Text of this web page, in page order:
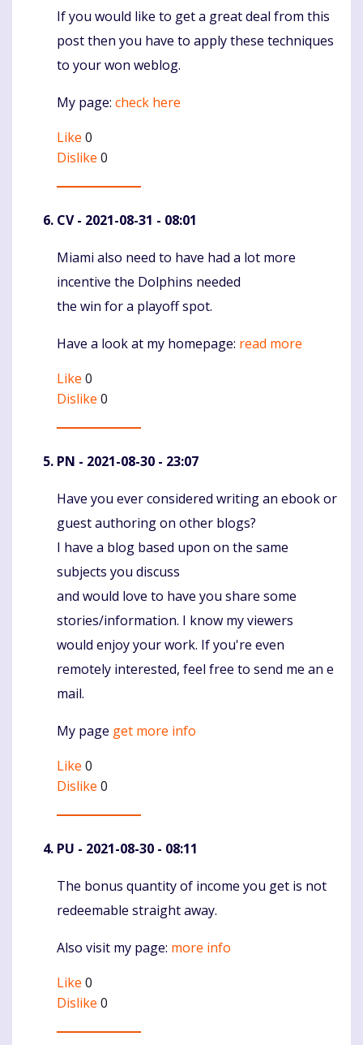
Komentaras
If you would like to get a great deal from this
post then you have to apply these techniques
to your won weblog.
My page: check here
Like 0
Dislike 0
CV- 2021-08-31 - 08:01
Komentaras
Miami also need to have had a lot more
incentive the Dolphins needed
the win for a playoff spot.
Have a look at my homepage: read more
Like 0
Dislike 0
PN - 2021-08-30 - 23:07
Komentaras
Have you ever considered writing an ebook or
guest authoring on other blogs?
I have a blog based upon on the same
subjects you discuss
and would love to have you share some
stories/information. I know my viewers
would enjoy your work. If you're even
remotely interested, feel free to send me an e
mail.
My page get more info
Like 0
Dislike 0
PU - 2021-08-30 - 08:11
Komentaras
The bonus quantity of income you get is not
redeemable straight away.
Also visit my page: more info
Like 0
Dislike 0